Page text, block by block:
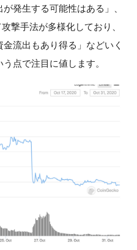
発生する可能性はある」、
撃手法が多様化しており、
流出もあり得る」などいく
点で注目に値します。